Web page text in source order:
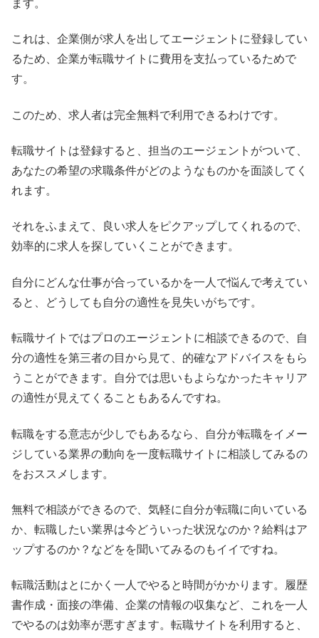
ます。
これは、企業側が求人を出してエージェントに登録してい
るため、企業が転職サイトに費用を支払っているためで
す。
このため、求人者は完全無料で利用できるわけです。
転職サイトは登録すると、担当のエージェントがついて、
あなたの希望の求職条件がどのようなものかを面談してく
れます。
それをふまえて、良い求人をピクアップしてくれるので、
効率的に求人を探していくことができます。
自分にどんな仕事が合っているかを一人で悩んで考えてい
ると、どうしても自分の適性を見失いがちです。
転職サイトではプロのエージェントに相談できるので、自
分の適性を第三者の目から見て、的確なアドバイスをもら
うことができます。自分では思いもよらなかったキャリア
の適性が見えてくることもあるんですね。
転職をする意志が少しでもあるなら、自分が転職をイメー
ジしている業界の動向を一度転職サイトに相談してみるの
をおススメします。
無料で相談ができるので、気軽に自分が転職に向いている
か、転職したい業界は今どういった状況なのか？給料はア
ップするのか？などをを聞いてみるのもイイですね。
転職活動はとにかく一人でやると時間がかかります。履歴
書作成・面接の準備、企業の情報の収集など、これを一人
でやるのは効率が悪すぎます。転職サイトを利用すると、